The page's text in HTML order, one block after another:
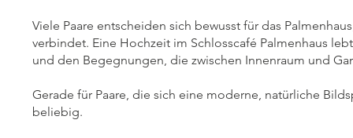
Viele Paare entscheiden sich bewusst für das
verbindet. Eine Hochzeit im Schlosscafé Palmenhaus
und den Begegnungen, die zwischen Innenraum und
Gerade für Paare, die sich eine moderne, natürliche
beliebig.